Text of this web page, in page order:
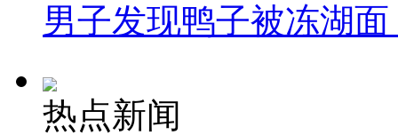
男子发现鸭子被冻湖
热点新闻